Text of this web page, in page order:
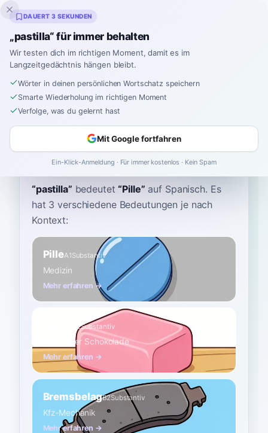
Inklingo
Startseite›Spanisch› Wörterbuch ›pastilla
pastilla
pas-TEE-yah pasˈtiʝa
“pastilla” bedeutet “Pille” auf Spanisch. Es
hat 3 verschiedene Bedeutungen je nach
Kontext:
PilleA1Substantiv
Medizin
Mehr erfahren →
A2Substantiv
Seife oder Schokolade
Mehr erfahren →
BremsbelagB2Substantiv
Kfz-Mechanik
Mehr erfahren →
DAUERT 3 SEKUNDEN
„pastilla“ für immer behalten
Wir testen dich im richtigen Moment, damit es im
Langzeitgedächtnis hängen bleibt.
Wörter in deinen persönlichen Wortschatz speichern
Smarte Wiederholung im richtigen Moment
Verfolge, was du gelernt hast
Mit Google fortfahren
Ein-Klick-Anmeldung · Für immer kostenlos · Kein Spam